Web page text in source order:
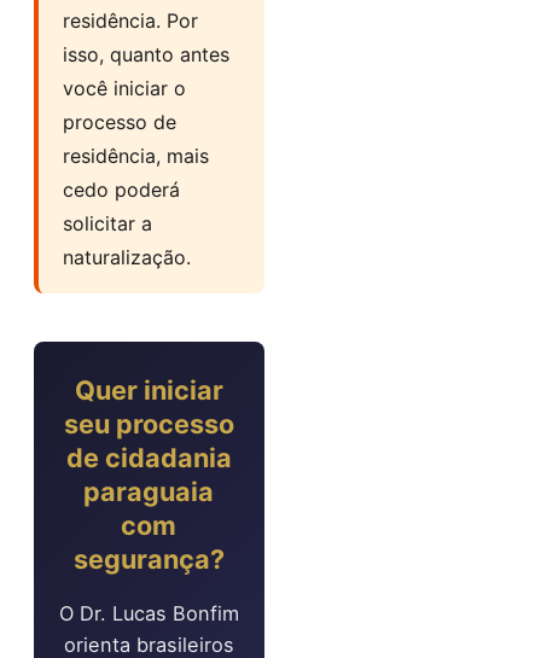
residência. Por
isso, quanto antes
você iniciar o
processo de
residência, mais
cedo poderá
solicitar a
naturalização.
Quer iniciar
seu processo
de cidadania
paraguaia
com
segurança?
O Dr. Lucas Bonfim
orienta brasileiros